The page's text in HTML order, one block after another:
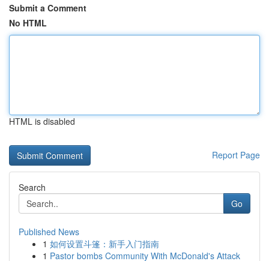
Submit a Comment
No HTML
HTML is disabled
Report Page
Search
Go
Published News
1 如何设置斗篷：新手入门指南
1 Pastor bombs Community With McDonald's Attack